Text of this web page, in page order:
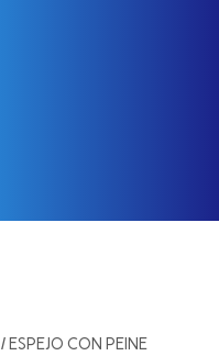
/ ESPEJO CON PEINE